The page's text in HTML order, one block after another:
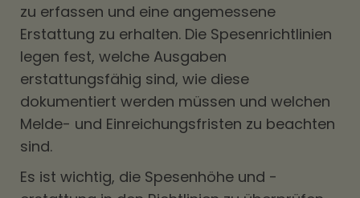
zu erfassen und eine angemessene
Erstattung zu erhalten. Die Spesenrichtlinien
legen fest, welche Ausgaben
erstattungsfähig sind, wie diese
dokumentiert werden müssen und welchen
Melde- und Einreichungsfristen zu beachten
sind.
Es ist wichtig, die Spesenhöhe und -